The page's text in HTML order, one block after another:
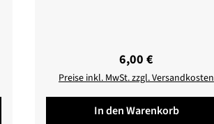
Regulärer Preis:
6,00 €
Preise inkl. MwSt. zzgl. Versandkosten
In den Warenkorb